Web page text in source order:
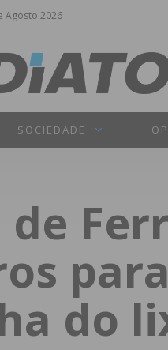
Agosto 2026
SOCIEDADE
para
do